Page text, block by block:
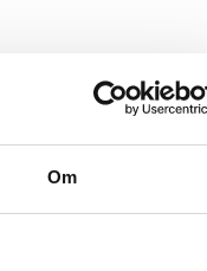
Om
og har vern
har fått
Norsk
område, både